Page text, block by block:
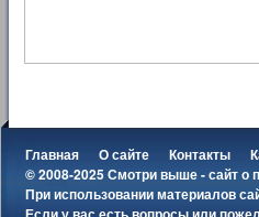
Главная О сайте Контакты
© 2008-2025 Смотри выше - сайт о
При использовании материалов